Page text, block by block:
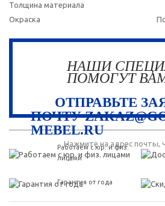
Толщина материала
Окраска
НАШИ
ПОМОГУТ
ОТПРАВЬТЕ
ПОЧТУ
MEBEL.RU
Нажмите на адрес почты,
Работаем с юр. и физ.
лицами
Гарантия от года